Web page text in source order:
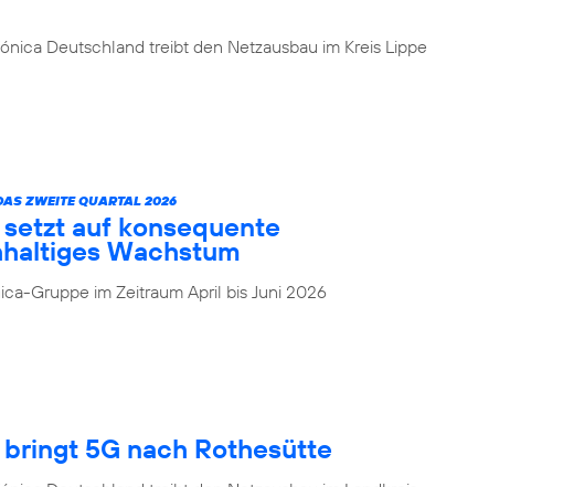
Deutschland treibt den Netzausbau im Kreis Lippe
ZWEITE QUARTAL 2026
auf konsequente
Wachstum
Gruppe im Zeitraum April bis Juni 2026
5G nach Rothesütte